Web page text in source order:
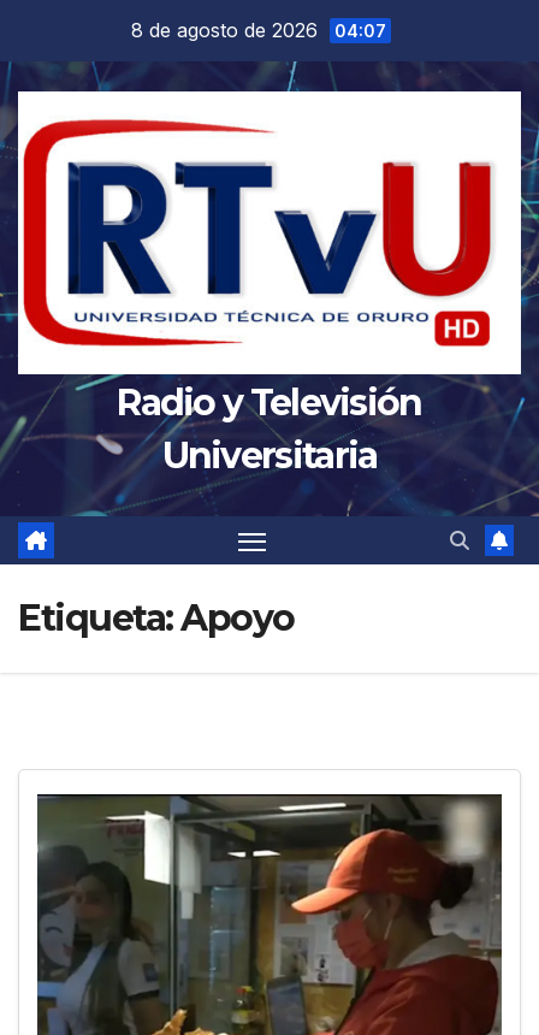
contenido
8 de agosto de 2026 04:07
Radio y Televisión
Universitaria
Etiqueta:Apoyo